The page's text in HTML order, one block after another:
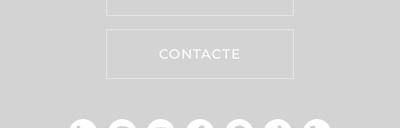
CONTACTE